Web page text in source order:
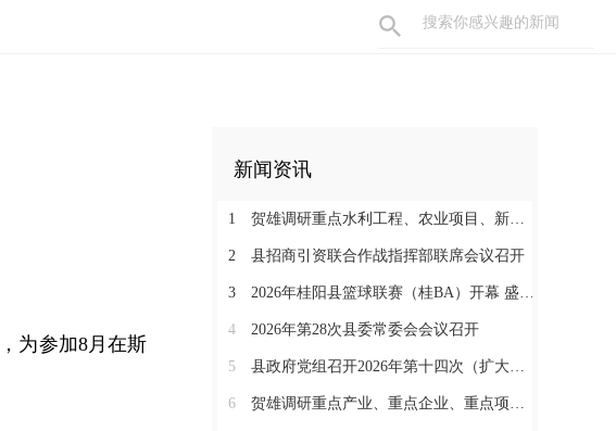
为参加8月在斯
新闻资讯
1 贺雄调研重点水利工程、农业项目、新能源项目和督导防溺水安全等工作
2 县招商引资联合作战指挥部联席会议召开
3 2026年桂阳县篮球联赛（桂BA）开幕 盛夏赛事燃动体育热情
4 2026年第28次县委常委会会议召开
5 县政府党组召开2026年第十四次（扩大）会议
6 贺雄调研重点产业、重点企业、重点项目暨督导消防安全隐患整改工作